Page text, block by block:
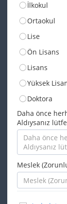
İlkokul
Ortaokul
Lise
Ön Lisans
Lisans
Yüksek
Doktora
Daha önce
Aldıysanız
Meslek